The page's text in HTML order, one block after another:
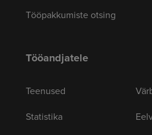
Tööpakkumiste otsing
Tööandjatele
Teenused
Statistika